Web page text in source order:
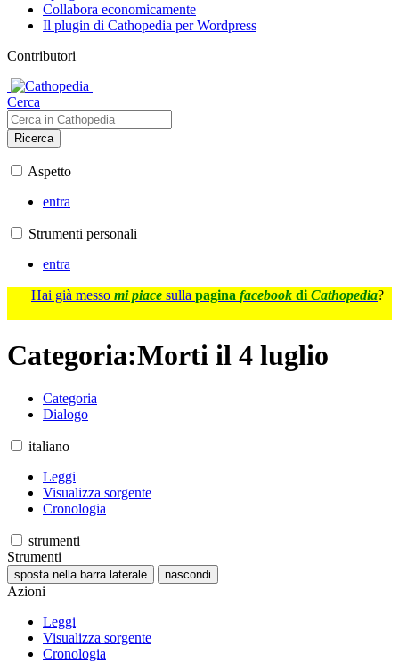
Collabora economicamente
Il plugin di Cathopedia per Wordpress
Contributori
Cerca
Ricerca
Aspetto
entra
Strumenti personali
entra
Hai già messo mi piace sulla pagina facebook di Cathopedia?
Categoria:Morti il 4 luglio
Categoria
Dialogo
italiano
Leggi
Visualizza sorgente
Cronologia
strumenti
Strumenti
sposta nella barra laterale nascondi
Azioni
Leggi
Visualizza sorgente
Cronologia